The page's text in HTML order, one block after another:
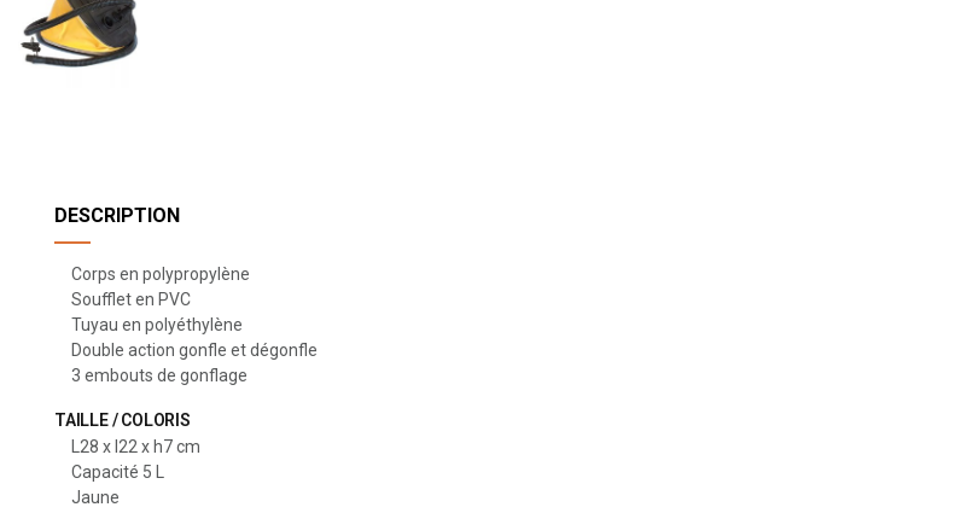
DESCRIPTION
Corps en polypropylène
Soufflet en PVC
Tuyau en polyéthylène
Double action gonfle et dégonfle
3 embouts de gonflage
TAILLE / COLORIS
L28 x l22 x h7 cm
Capacité 5 L
Jaune